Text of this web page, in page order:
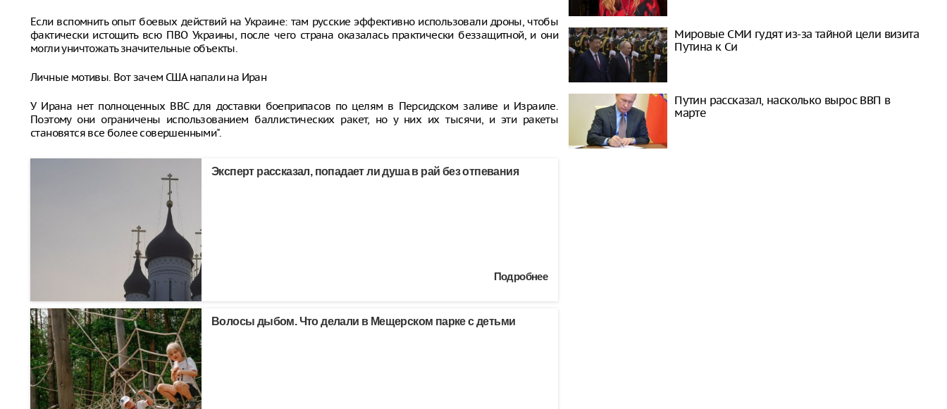
Если вспомнить опыт боевых действий на Украине: там русские эффективно использовали дроны, чтобы
фактически истощить всю ПВО Украины, после чего страна оказалась практически беззащитной, и они
могли уничтожать значительные объекты.
Личные мотивы. Вот зачем США напали на Иран
У Ирана нет полноценных ВВС для доставки боеприпасов по целям в Персидском заливе и Израиле.
Поэтому они ограничены использованием баллистических ракет, но у них их тысячи, и эти ракеты
становятся все более совершенными".
Эксперт рассказал, попадает ли душа в рай без отпевания
Подробнее
Волосы дыбом. Что делали в Мещерском парке с детьми
Мировые СМИ гудят из-за тайной цели визита
Путина к Си
Путин рассказал, насколько вырос ВВП в
марте